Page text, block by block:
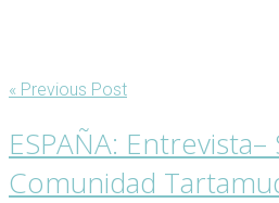
« Previous Post
ESPAÑA:
Comunidad